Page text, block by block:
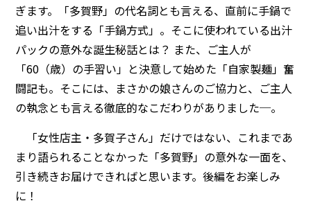
ぎます。「多賀野」の代名詞とも言える、直前に手鍋で
追い出汁をする「手鍋方式」。そこに使われている出汁
パックの意外な誕生秘話とは？ また、ご主人が
「60（歳）の手習い」と決意して始めた「自家製麺」奮
闘記も。そこには、まさかの娘さんのご協力と、ご主人
の執念とも言える徹底的なこだわりがありました─。
「女性店主・多賀子さん」だけではない、これまであ
まり語られることなかった「多賀野」の意外な一面を、
引き続きお届けできればと思います。後編をお楽しみ
に！